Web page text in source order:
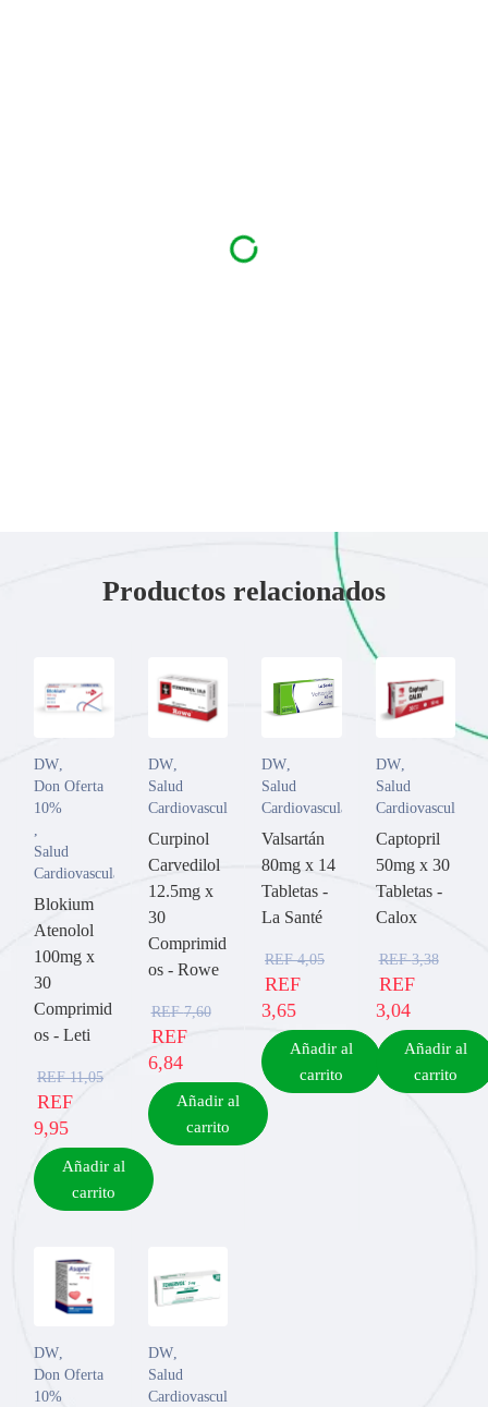
Productos relacionados
DW
Don Oferta
10%
Salud
Cardiovascular
Blokium
Atenolol
100mg x
30
Comprimid
os - Leti
REF11,05
REF
9,95
Añadir al
carrito
DW,
Salud
Cardiovascular
Curpinol
Carvedilol
12.5mg x
30
Comprimid
os - Rowe
REF7,60
REF
6,84
Añadir al
carrito
DW
Salud
Cardiovascular
Valsartán
80mg x 14
Tabletas -
La Santé
REF4,05
REF
3,65
Añadir al
carrito
DW,
Salud
Cardiovascular
Captopril
50mg x 30
Tabletas -
Calox
REF3,38
REF
3,04
Añadir al
carrito
DW,
Don Oferta
10%
DW,
Salud
Cardiovascular